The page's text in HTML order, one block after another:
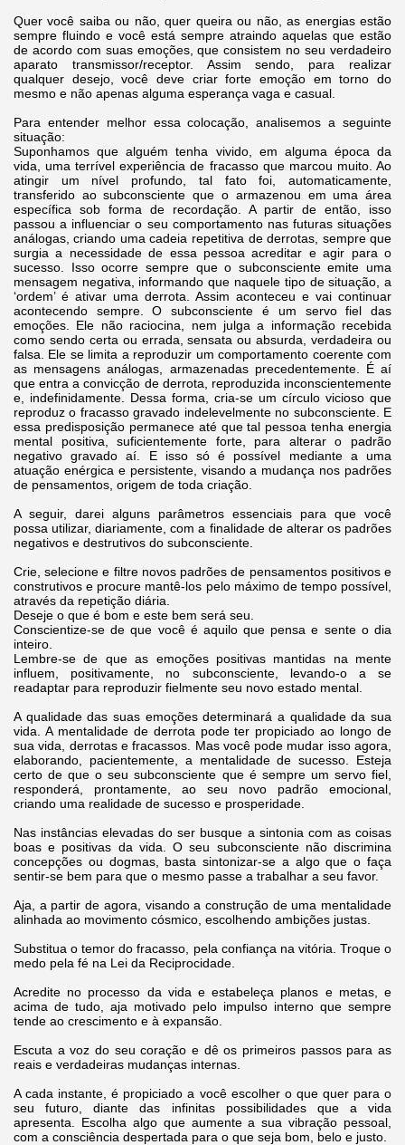
Quer você saiba ou não, quer queira ou não, as energias estão
sempre fluindo e você está sempre atraindo aquelas que estão
de acordo com suas emoções, que consistem no seu verdadeiro
aparato transmissor/receptor. Assim sendo, para realizar
qualquer desejo, você deve criar forte emoção em torno do
mesmo e não apenas alguma esperança vaga e casual.
Para entender melhor essa colocação, analisemos a seguinte
situação:
Suponhamos que alguém tenha vivido, em alguma época da
vida, uma terrível experiência de fracasso que marcou muito. Ao
atingir um nível profundo, tal fato foi, automaticamente,
transferido ao subconsciente que o armazenou em uma área
específica sob forma de recordação. A partir de então, isso
passou a influenciar o seu comportamento nas futuras situações
análogas, criando uma cadeia repetitiva de derrotas, sempre que
surgia a necessidade de essa pessoa acreditar e agir para o
sucesso. Isso ocorre sempre que o subconsciente emite uma
mensagem negativa, informando que naquele tipo de situação, a
‘ordem’ é ativar uma derrota. Assim aconteceu e vai continuar
acontecendo sempre. O subconsciente é um servo fiel das
emoções. Ele não raciocina, nem julga a informação recebida
como sendo certa ou errada, sensata ou absurda, verdadeira ou
falsa. Ele se limita a reproduzir um comportamento coerente com
as mensagens análogas, armazenadas precedentemente. É aí
que entra a convicção de derrota, reproduzida inconscientemente
e, indefinidamente. Dessa forma, cria-se um círculo vicioso que
reproduz o fracasso gravado indelevelmente no subconsciente. E
essa predisposição permanece até que tal pessoa tenha energia
mental positiva, suficientemente forte, para alterar o padrão
negativo gravado aí. E isso só é possível mediante a uma
atuação enérgica e persistente, visando a mudança nos padrões
de pensamentos, origem de toda criação.
A seguir, darei alguns parâmetros essenciais para que você
possa utilizar, diariamente, com a finalidade de alterar os padrões
negativos e destrutivos do subconsciente.
Crie, selecione e filtre novos padrões de pensamentos positivos e
construtivos e procure mantê-los pelo máximo de tempo possível,
através da repetição diária.
Deseje o que é bom e este bem será seu.
Conscientize-se de que você é aquilo que pensa e sente o dia
inteiro.
Lembre-se de que as emoções positivas mantidas na mente
influem, positivamente, no subconsciente, levando-o a se
readaptar para reproduzir fielmente seu novo estado mental.
A qualidade das suas emoções determinará a qualidade da sua
vida. A mentalidade de derrota pode ter propiciado ao longo de
sua vida, derrotas e fracassos. Mas você pode mudar isso agora,
elaborando, pacientemente, a mentalidade de sucesso. Esteja
certo de que o seu subconsciente que é sempre um servo fiel,
responderá, prontamente, ao seu novo padrão emocional,
criando uma realidade de sucesso e prosperidade.
Nas instâncias elevadas do ser busque a sintonia com as coisas
boas e positivas da vida. O seu subconsciente não discrimina
concepções ou dogmas, basta sintonizar-se a algo que o faça
sentir-se bem para que o mesmo passe a trabalhar a seu favor.
Aja, a partir de agora, visando a construção de uma mentalidade
alinhada ao movimento cósmico, escolhendo ambições justas.
Substitua o temor do fracasso, pela confiança na vitória. Troque o
medo pela fé na Lei da Reciprocidade.
Acredite no processo da vida e estabeleça planos e metas, e
acima de tudo, aja motivado pelo impulso interno que sempre
tende ao crescimento e à expansão.
Escuta a voz do seu coração e dê os primeiros passos para as
reais e verdadeiras mudanças internas.
A cada instante, é propiciado a você escolher o que quer para o
seu futuro, diante das infinitas possibilidades que a vida
apresenta. Escolha algo que aumente a sua vibração pessoal,
com a consciência despertada para o que seja bom, belo e justo.